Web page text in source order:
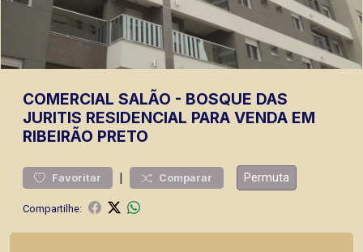
COMERCIAL SALÃO - BOSQUE DAS
JURITIS RESIDENCIAL PARA VENDA EM
RIBEIRÃO PRETO
Favoritar | Comparar Permuta
Compartilhe: